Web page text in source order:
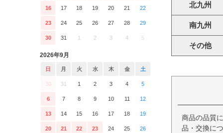
16 17 18 19 20 21 22
23 24 25 26 27 28 29
30 31 1 2 3 4 5
2026年9月
日 月 火 水 木 金 土
30 31 1 2 3 4 5
6 7 8 9 10 11 12
13 14 15 16 17 18 19
20 21 22 23 24 25 26
北九州
南九州
その他
商品の品質
品・交換に